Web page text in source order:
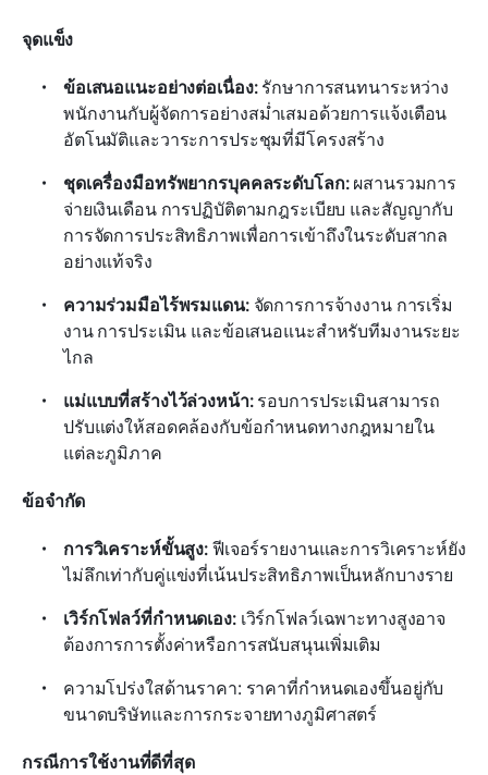
จุดแข็ง
ข้อเสนอแนะอย่างต่อเนื่อง: รักษาการสนทนาระหว่าง
พนักงานกับผู้จัดการอย่างสม่ำเสมอด้วยการแจ้งเตือน
อัตโนมัติและวาระการประชุมที่มีโครงสร้าง
ชุดเครื่องมือทรัพยากรบุคคลระดับโลก: ผสานรวมการ
จ่ายเงินเดือน การปฏิบัติตามกฎระเบียบ และสัญญากับ
การจัดการประสิทธิภาพเพื่อการเข้าถึงในระดับสากล
อย่างแท้จริง
ความร่วมมือไร้พรมแดน: จัดการการจ้างงาน การเริ่ม
งาน การประเมิน และข้อเสนอแนะสำหรับทีมงานระยะ
ไกล
แม่แบบที่สร้างไว้ล่วงหน้า: รอบการประเมินสามารถ
ปรับแต่งให้สอดคล้องกับข้อกำหนดทางกฎหมายใน
แต่ละภูมิภาค
ข้อจำกัด
การวิเคราะห์ขั้นสูง: ฟีเจอร์รายงานและการวิเคราะห์ยัง
ไม่ลึกเท่ากับคู่แข่งที่เน้นประสิทธิภาพเป็นหลักบางราย
เวิร์กโฟลว์ที่กำหนดเอง: เวิร์กโฟลว์เฉพาะทางสูงอาจ
ต้องการการตั้งค่าหรือการสนับสนุนเพิ่มเติม
ความโปร่งใสด้านราคา: ราคาที่กำหนดเองขึ้นอยู่กับ
ขนาดบริษัทและการกระจายทางภูมิศาสตร์
กรณีการใช้งานที่ดีที่สุด